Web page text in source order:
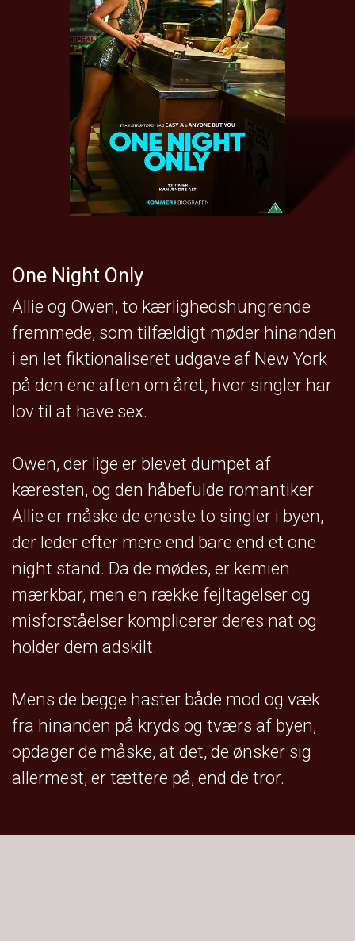
One Night Only
Allie og Owen, to kærlighedshungrende
fremmede, som tilfældigt møder hinanden
i en let fiktionaliseret udgave af New York
på den ene aften om året, hvor singler har
lov til at have sex.
Owen, der lige er blevet dumpet af
kæresten, og den håbefulde romantiker
Allie er måske de eneste to singler i byen,
der leder efter mere end bare end et one
night stand. Da de mødes, er kemien
mærkbar, men en række fejltagelser og
misforståelser komplicerer deres nat og
holder dem adskilt.
Mens de begge haster både mod og væk
fra hinanden på kryds og tværs af byen,
opdager de måske, at det, de ønsker sig
allermest, er tættere på, end de tror.